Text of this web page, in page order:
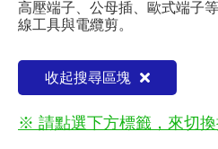
高壓端子、公母插、歐式端子
線工具與電纜剪。
收起搜尋區塊
※ 請點選下方標籤，來切換